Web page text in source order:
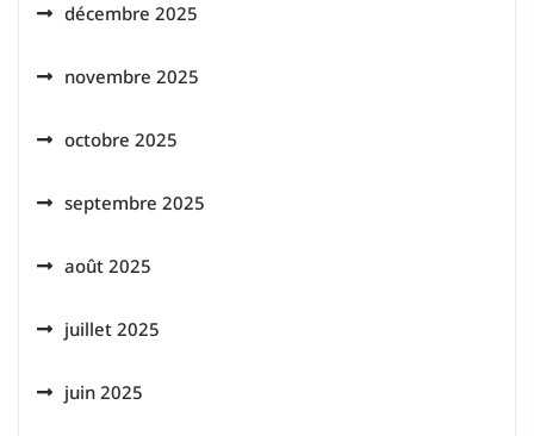
décembre 2025
novembre 2025
octobre 2025
septembre 2025
août 2025
juillet 2025
juin 2025